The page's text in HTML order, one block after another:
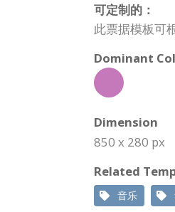
可定制的：
此票据模板可
Dominant
Dimension
850 x 280 px
Related
音乐